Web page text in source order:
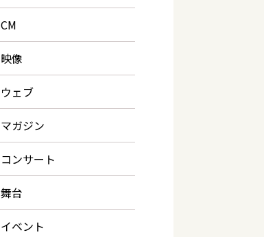
CM
映像
ウェブ
マガジン
コンサート
舞台
イベント